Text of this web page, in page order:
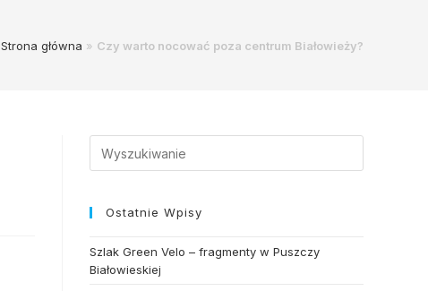
Strona główna » Czy warto nocować poza centrum Białowieży?
for:
Ostatnie Wpisy
Szlak Green Velo – fragmenty w Puszczy
Białowieskiej